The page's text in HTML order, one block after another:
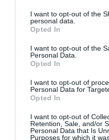
not limited to your visit or
grant or deny consent to
use your data for below
consent section.
I want to opt-out of the
personal data.
Opted In
I want to opt-out of the
Personal Data.
Opted In
I want to opt-out of
Personal Data for
Opted In
I want to opt-out of
Retention, Sale, and/or
Personal Data that Is
Purposes for which it
Illusztráció.
A számítások szerint